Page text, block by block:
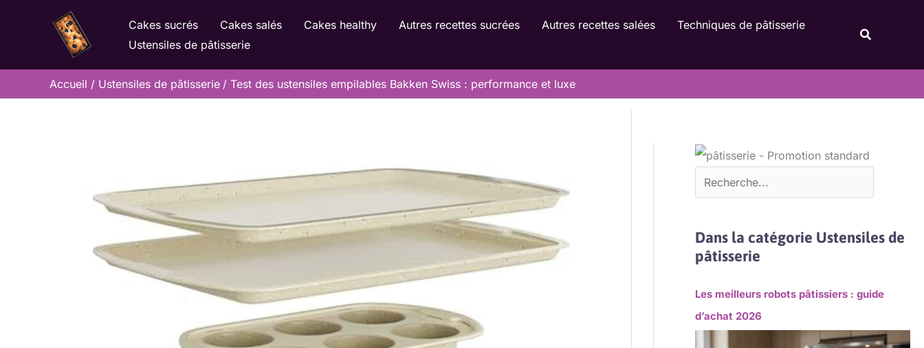
Cakes sucrés Cakes salés Cakes healthy Autres recettes sucrées Autres recettes salées
Techniques de pâtisserie
Ustensiles de pâtisserie
Accueil Ustensiles de pâtisserie Test des ustensiles empilables Bakken Swiss : performance et luxe
Dans la catégorie Ustensiles de
pâtisserie
Les meilleurs robots pâtissiers : guide
d’achat 2026